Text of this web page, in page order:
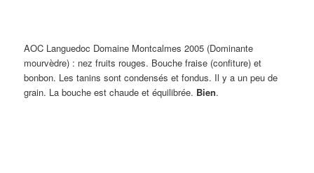
AOC Languedoc Domaine Montcalmes 2005 (Dominante
mourvèdre) : nez fruits rouges. Bouche fraise (confiture) et
bonbon. Les tanins sont condensés et fondus. Il y a un peu de
grain. La bouche est chaude et équilibrée. Bien.